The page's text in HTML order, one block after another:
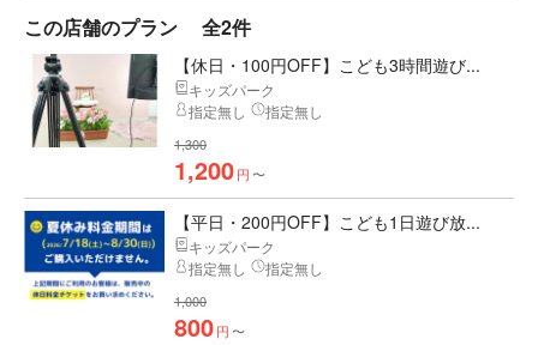
この店舗のプラン 全2件
【休日・100円OFF】こども3時間遊び...
キッズパーク
指定無し
指定無し
1,300
1,200円 〜
【平日・200円OFF】こども1日遊び放...
キッズパーク
指定無し
指定無し
1,000
800円 〜